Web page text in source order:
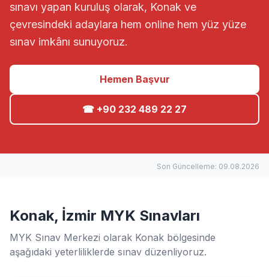
sınavı yapan kuruluş olarak, Konak ve
çevresindeki adaylara hem online hem yüz yüze
sınav imkânı sunuyoruz.
Hemen Başvur
☎ +90 232 489 22 27
Son Güncelleme: 09.08.2026
Konak, İzmir MYK Sınavları
MYK Sınav Merkezi olarak Konak bölgesinde
aşağıdaki yeterliliklerde sınav düzenliyoruz.